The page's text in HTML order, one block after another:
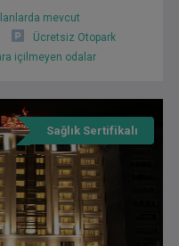
mevcut
Ücretsiz Otopark
içilmeyen odalar
Sağlık Sertifikalı